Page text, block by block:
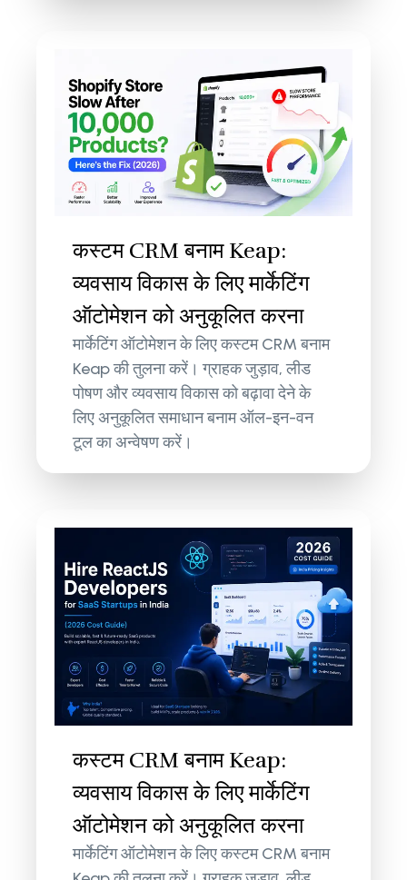
कस्टम CRM बनाम Keap:
व्यवसाय विकास के लिए मार्केटिंग
ऑटोमेशन को अनुकूलित करना
मार्केटिंग ऑटोमेशन के लिए कस्टम CRM बनाम
Keap की तुलना करें। ग्राहक जुड़ाव, लीड
पोषण और व्यवसाय विकास को बढ़ावा देने के
लिए अनुकूलित समाधान बनाम ऑल-इन-वन
टूल का अन्वेषण करें।
कस्टम CRM बनाम Keap:
व्यवसाय विकास के लिए मार्केटिंग
ऑटोमेशन को अनुकूलित करना
मार्केटिंग ऑटोमेशन के लिए कस्टम CRM बनाम